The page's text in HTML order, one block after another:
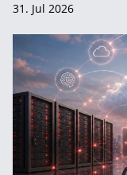
31. Jul 2026